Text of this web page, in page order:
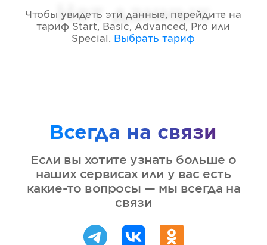
Нет данных
Чтобы увидеть эти данные, перейдите на
тариф Start, Basic, Advanced, Pro или
Special . Выбрать тариф
Всегда на связи
Если вы хотите узнать больше о
наших сервисах или у вас есть
какие-то вопросы — мы всегда на
связи